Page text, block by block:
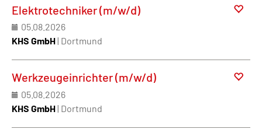
Elektrotechniker (m/w/d)
05.08.2026
KHS GmbH| Dortmund
Werkzeugeinrichter (m/w/d)
05.08.2026
KHS GmbH| Dortmund